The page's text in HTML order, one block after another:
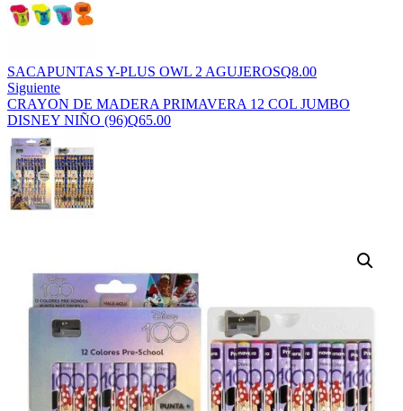
SACAPUNTAS Y-PLUS OWL 2 AGUJEROSQ8.00
Siguiente
CRAYON DE MADERA PRIMAVERA 12 COL JUMBO
DISNEY NIÑO (96)Q65.00